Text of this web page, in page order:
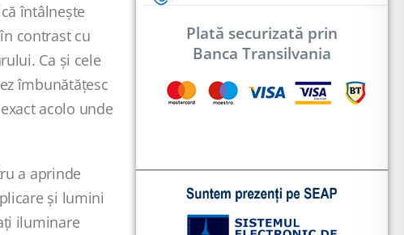
întâlnește
contrast cu
Ca și cele
îmbunătățesc
acolo unde
a aprinde
și lumini
iluminare
Plată securizată prin
Banca Transilvania